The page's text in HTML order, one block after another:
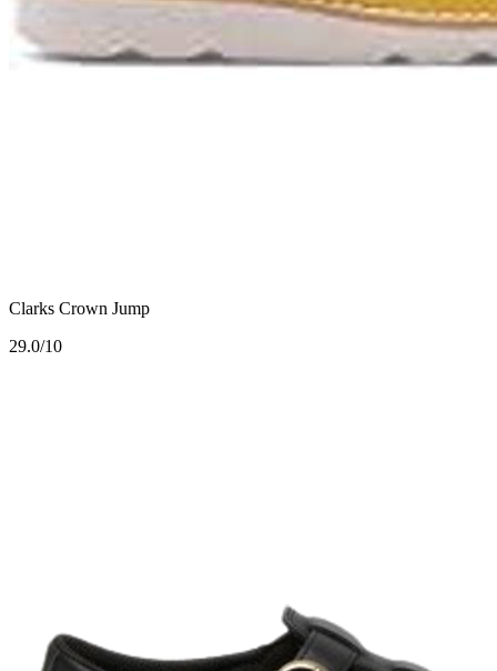
Clarks Crown Jump
29.0/10